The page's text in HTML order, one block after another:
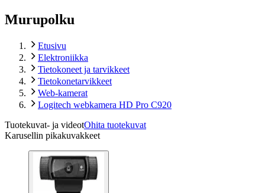
Murupolku
Etusivu
Elektroniikka
Tietokoneet ja tarvikkeet
Tietokonetarvikkeet
Web-kamerat
Logitech webkamera HD Pro C920
Tuotekuvat- ja videotOhita tuotekuvat
Karusellin pikakuvakkeet